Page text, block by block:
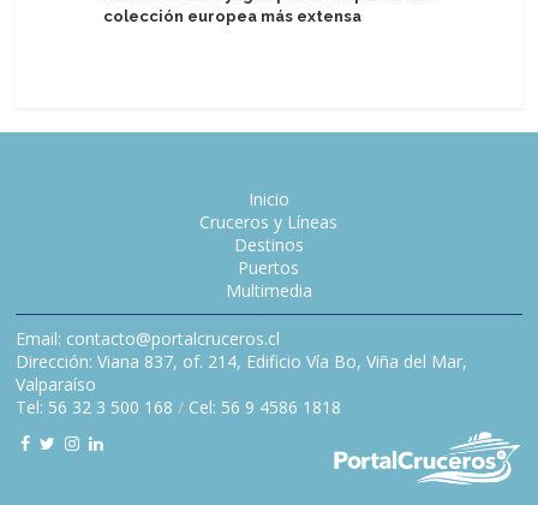
colección europea más extensa
Inicio
Cruceros y Líneas
Destinos
Puertos
Multimedia
Email: contacto@portalcruceros.cl
Dirección: Viana 837, of. 214, Edificio Vía Bo, Viña del Mar,
Valparaíso
Tel: 56 32 3 500 168 / Cel: 56 9 4586 1818